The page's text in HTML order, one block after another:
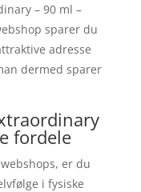
– 90 ml –
sparer du
adresse
dermed sparer
fordele
er du
i fysiske